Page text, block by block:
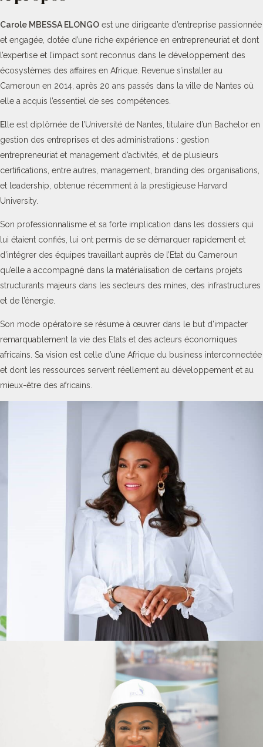
Carole MBESSA ELONGO est une dirigeante d’entreprise passionnée
et engagée, dotée d’une riche expérience en entrepreneuriat et dont
l’expertise et l’impact sont reconnus dans le développement des
écosystèmes des affaires en Afrique. Revenue s’installer au
Cameroun en 2014, après 20 ans passés dans la ville de Nantes où
elle a acquis l’essentiel de ses compétences.
E lle est diplômée de l’Université de Nantes, titulaire d’un Bachelor en
gestion des entreprises et des administrations : gestion
entrepreneuriat et management d’activités, et de plusieurs
certifications, entre autres, management, branding des organisations,
et leadership, obtenue récemment à la prestigieuse Harvard
University.
Son professionnalisme et sa forte implication dans les dossiers qui
lui étaient confiés, lui ont permis de se démarquer rapidement et
d’intégrer des équipes travaillant auprès de l’Etat du Cameroun
qu’elle a accompagné dans la matérialisation de certains projets
structurants majeurs dans les secteurs des mines, des infrastructures
et de l’énergie.
Son mode opératoire se résume à œuvrer dans le but d’impacter
remarquablement la vie des Etats et des acteurs économiques
africains. Sa vision est celle d’une Afrique du business interconnectée
et dont les ressources servent réellement au développement et au
mieux-être des africains.